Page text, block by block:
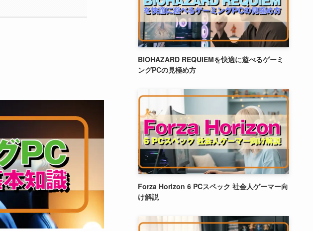
BIOHAZARD REQUIEMを快適に遊べるゲーミ
ングPCの見極め方
Forza Horizon 6 PCスペック 社会人ゲーマー向
け解説